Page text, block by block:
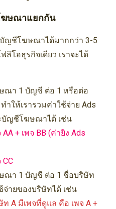
ฆษณาแยกกัน
บัญชีโฆษณาได้มากกว่า 3-5
โอธุรกิจเดียว เราจะได้
ณา 1 บัญชี ต่อ 1 หรือต่อ
ำให้เรารวมค่าใช้จ่าย Ads
บัญชีโฆษณาได้ เช่น
+ เพจ BB (ค่ายิง Ads
ณา 1 บัญชี ต่อ 1 ชื่อบริษัท
จ่ายของบริษัทได้ เช่น
A มีเพจที่ดูแล คือ เพจ A +